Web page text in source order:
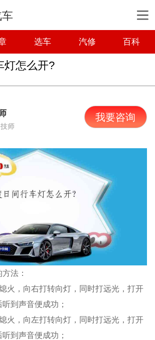
选车 汽修 百科
灯怎么开?
师
我要咨询
法：
火，向右打转向灯，同时打远光，打开
到声音便成功；
火，向左打转向灯，同时打远光，打开
到声音便成功；